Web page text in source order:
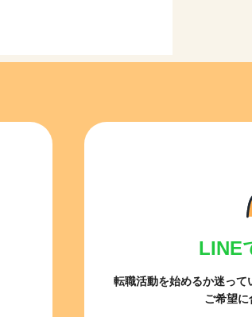
LINE
転職活動を始めるか迷って
ご希望に